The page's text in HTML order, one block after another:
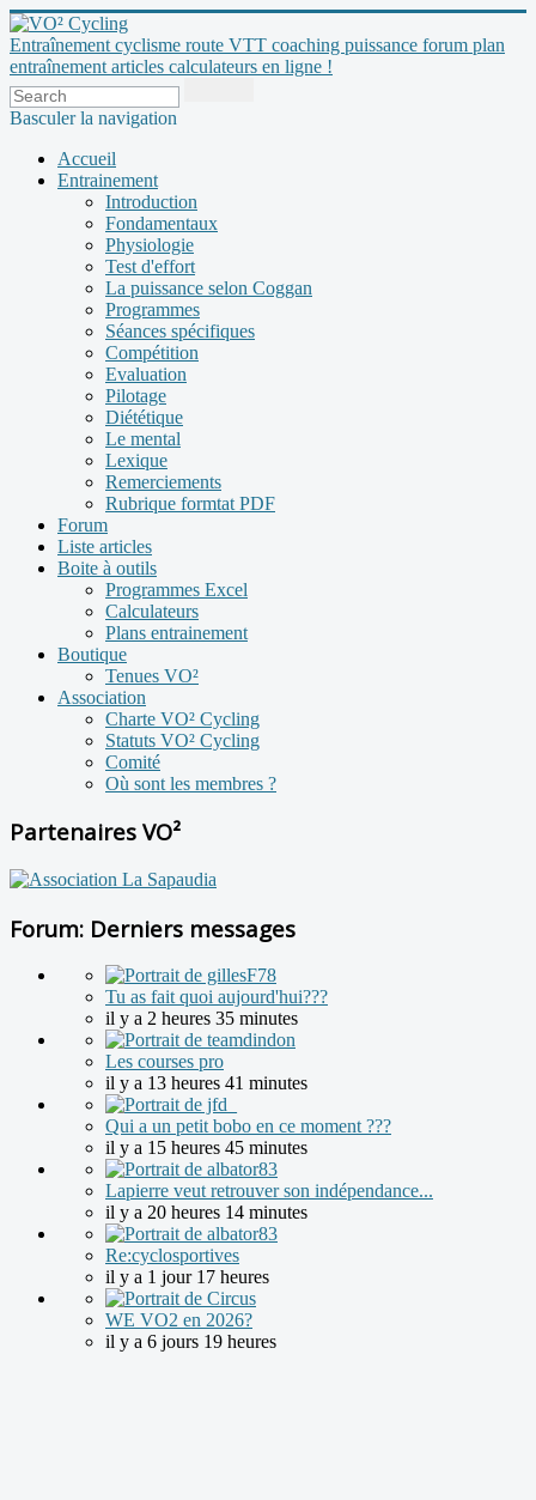
Entraînement cyclisme route VTT coaching puissance forum plan
entraînement articles calculateurs en ligne !
Basculer la navigation
Accueil
Entrainement
Introduction
Fondamentaux
Physiologie
Test d'effort
La puissance selon Coggan
Programmes
Séances spécifiques
Compétition
Evaluation
Pilotage
Diététique
Le mental
Lexique
Remerciements
Rubrique formtat PDF
Forum
Liste articles
Boite à outils
Programmes Excel
Calculateurs
Plans entrainement
Boutique
Tenues VO²
Association
Charte VO² Cycling
Statuts VO² Cycling
Comité
Où sont les membres ?
Partenaires VO²
Forum: Derniers messages
Tu as fait quoi aujourd'hui???
il y a 2 heures 35 minutes
Les courses pro
il y a 13 heures 41 minutes
Qui a un petit bobo en ce moment ???
il y a 15 heures 45 minutes
Lapierre veut retrouver son indépendance...
il y a 20 heures 14 minutes
Re:cyclosportives
il y a 1 jour 17 heures
WE VO2 en 2026?
il y a 6 jours 19 heures